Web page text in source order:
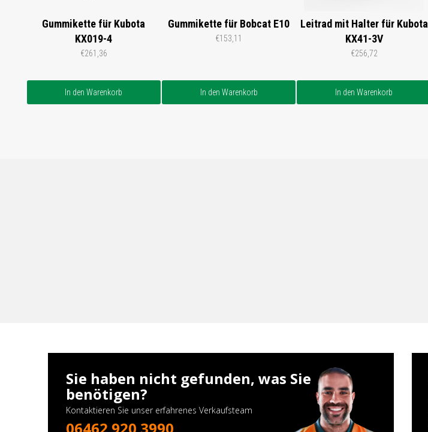
Gummikette für Kubota
KX019-4
€261,36
In den Warenkorb
Gummikette für Bobcat E10
€153,11
In den Warenkorb
Leitrad mit Halter für Kubota
KX41-3V
€256,72
In den Warenkorb
Sie haben nicht gefunden, was Sie
benötigen?
Kontaktieren Sie unser erfahrenes Verkaufsteam
06462 920 3990